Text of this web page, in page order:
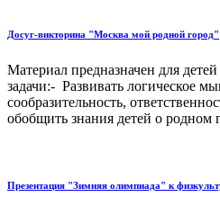
Досуг-викторина "Москва мой родной город"
Материал предназначен для
задачи:- Развивать логическое
сообразительность,
обобщить знания детей о родном
Презентация "Зимняя олимпиада" к